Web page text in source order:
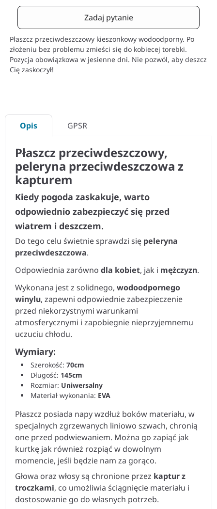
Zadaj pytanie
Płaszcz przeciwdeszczowy kieszonkowy wodoodporny. Po
złożeniu bez problemu zmieści się do kobiecej torebki.
Pozycja obowiązkowa w jesienne dni. Nie pozwól, aby deszcz
Cię zaskoczył!
Opis GPSR
Płaszcz przeciwdeszczowy,
peleryna przeciwdeszczowa z
kapturem
Kiedy pogoda zaskakuje, warto
odpowiednio zabezpieczyć się przed
wiatrem i deszczem.
Do tego celu świetnie sprawdzi się peleryna
przeciwdeszczowa.
Odpowiednia zarówno dla kobiet, jak i mężczyzn.
Wykonana jest z solidnego, wodoodpornego
winylu, zapewni odpowiednie zabezpieczenie
przed niekorzystnymi warunkami
atmosferycznymi i zapobiegnie nieprzyjemnemu
uczuciu chłodu.
Wymiary:
Szerokość: 70cm
Długość: 145cm
Rozmiar: Uniwersalny
Materiał wykonania: EVA
Płaszcz posiada napy wzdłuż boków materiału, w
specjalnych zgrzewanych liniowo szwach, chronią
one przed podwiewaniem. Można go zapiąć jak
kurtkę jak również rozpiąć w dowolnym
momencie, jeśli będzie nam za gorąco.
Głowa oraz włosy są chronione przez kaptur z
troczkami, co umożliwia ściągnięcie materiału i
dostosowanie go do własnych potrzeb.